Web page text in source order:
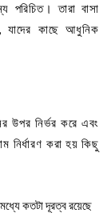
পরিচিত। তারা বাসা
যাদের কাছে আধুনিক
উপর নির্ভর করে এবং
নির্ধারণ করা হয় কিছু
কতটা দূরত্ব রয়েছে